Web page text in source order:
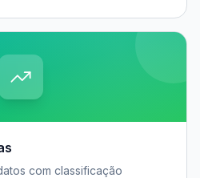
com classificação